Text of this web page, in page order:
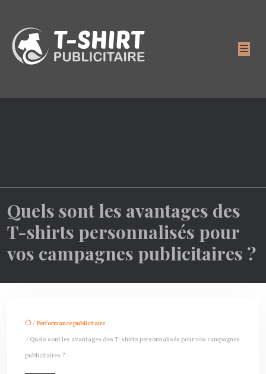
Quels sont les avantages des
T-shirts personnalisés pour
vos campagnes publicitaires ?
/ Performance publicitaire
/ Quels sont les avantages des T-shirts personnalisés pour vos campagnes
publicitaires ?